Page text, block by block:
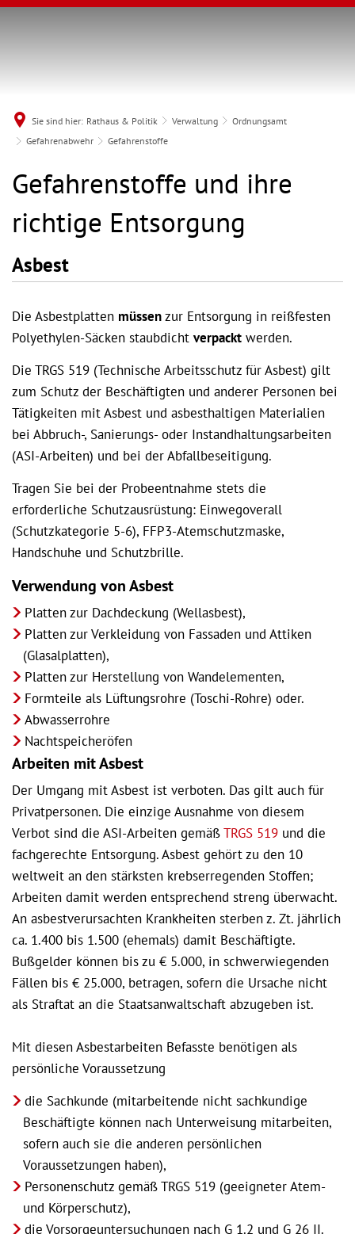
Sie sind hier: Rathaus & Politik Verwaltung
Ordnungsamt
Gefahrenabwehr
Gefahrenstoffe
Gefahrenstoffe
Gefahrenstoffe und ihre
richtige Entsorgung
Asbest
Die Asbestplatten müssenzur Entsorgung in reißfesten
Polyethylen-Säcken staubdicht verpackt werden.
Die TRGS 519 (Technische Arbeitsschutz für Asbest) gilt
zum Schutz der Beschäftigten und anderer Personen bei
Tätigkeiten mit Asbest und asbesthaltigen Materialien
bei Abbruch-, Sanierungs- oder Instandhaltungsarbeiten
(ASI-Arbeiten) und bei der Abfallbeseitigung.
Tragen Sie bei der Probeentnahme stets die
erforderliche Schutzausrüstung: Einwegoverall
(Schutzkategorie 5-6), FFP3-Atemschutzmaske,
Handschuhe und Schutzbrille.
Verwendung von Asbest
Platten zur Dachdeckung (Wellasbest),
Platten zur Verkleidung von Fassaden und Attiken
(Glasalplatten),
Platten zur Herstellung von Wandelementen,
Formteile als Lüftungsrohre (Toschi-Rohre) oder.
Abwasserrohre
Nachtspeicheröfen
Arbeiten mit Asbest
Der Umgang mit Asbest ist verboten. Das gilt auch für
Privatpersonen. Die einzige Ausnahme von diesem
Verbot sind die ASI-Arbeiten gemäßTRGS 519 und die
fachgerechte Entsorgung. Asbest gehört zu den 10
weltweit an den stärksten krebserregenden Stoffen;
Arbeiten damit werden entsprechend streng überwacht.
An asbestverursachten Krankheiten sterben z. Zt. jährlich
ca. 1.400 bis 1.500 (ehemals) damit Beschäftigte.
Bußgelder können bis zu € 5.000, in schwerwiegenden
Fällen bis € 25.000, betragen, sofern die Ursache nicht
als Straftat an die Staatsanwaltschaft abzugeben ist.
Mit diesen Asbestarbeiten Befasste benötigen als
persönliche Voraussetzung
die Sachkunde (mitarbeitende nicht sachkundige
Beschäftigte können nach Unterweisung mitarbeiten,
sofern auch sie die anderen persönlichen
Voraussetzungen haben),
Personenschutz gemäß TRGS 519 (geeigneter Atem-
und Körperschutz),
die Vorsorgeuntersuchungen nach G 1.2 und G 26 II.